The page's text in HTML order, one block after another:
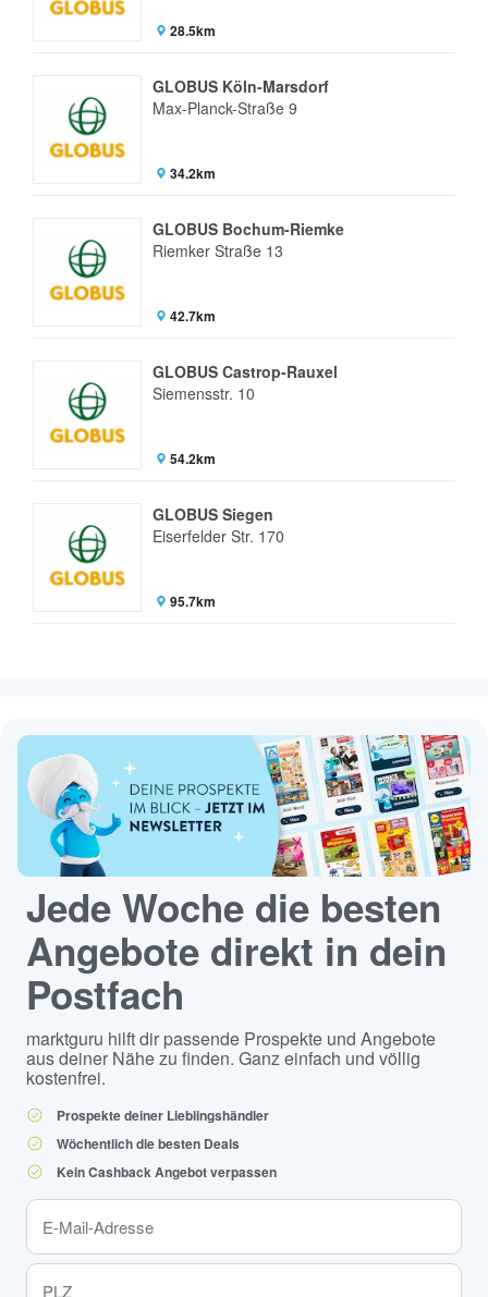
28.5km
GLOBUS Köln-Marsdorf
Max-Planck-Straße 9
34.2km
GLOBUS Bochum-Riemke
Riemker Straße 13
42.7km
GLOBUS Castrop-Rauxel
Siemensstr. 10
54.2km
GLOBUS Siegen
Eiserfelder Str. 170
95.7km
Jede Woche die besten
Angebote direkt in dein
Postfach
marktguru hilft dir passende Prospekte und Angebote
aus deiner Nähe zu finden. Ganz einfach und völlig
kostenfrei.
Prospekte deiner Lieblingshändler
Wöchentlich die besten Deals
Kein Cashback Angebot verpassen